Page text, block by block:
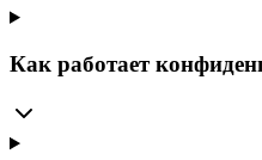
Как работает